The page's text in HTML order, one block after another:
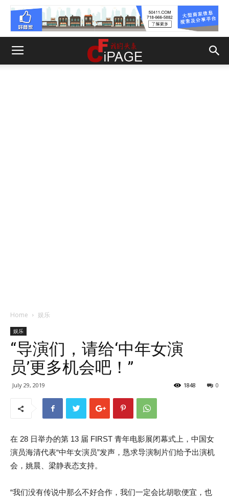
Home 娱乐
娱乐
“导演们，请给‘中年女演
员’更多机会吧！”
July 29, 2019 0
1848
在 28 日举办的第 13 届 FIRST 青年电影展闭幕式上，中国女
演员海清代表“中年女演员”发声，恳求导演制片们给予出演机
会，姚晨、梁静表态支持。
“我们没有传说中那么不好合作，我们一定会比胡歌便宜，也